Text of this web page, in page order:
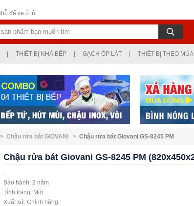
để xe ô tô.
THIẾT BỊ NHÀ BẾP GẠCH ỐP LÁT THIẾT BỊ THEO MÙA
Chậu rửa bát GIOVANI > Chậu rửa bát Giovani GS-8245 PM
Chậu rửa bát Giovani GS-8245 PM
Bảo hành: 2 năm
Tình trạng: Mới
Xuất xứ: Chính hãng